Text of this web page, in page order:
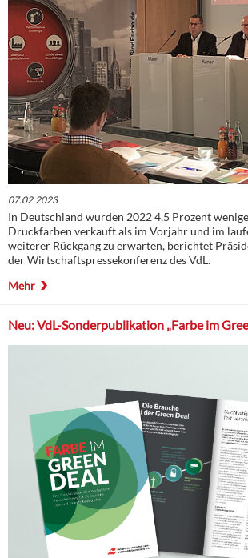
07.02.2023
In Deutschland wurden 2022 4,5 Prozent
Druckfarben verkauft als im Vorjahr und im
weiterer Rückgang zu erwarten, berichtet
der Wirtschaftspressekonferenz des VdL.
Mehr
Neu: VdL-Sonderpublikation „Farbe im